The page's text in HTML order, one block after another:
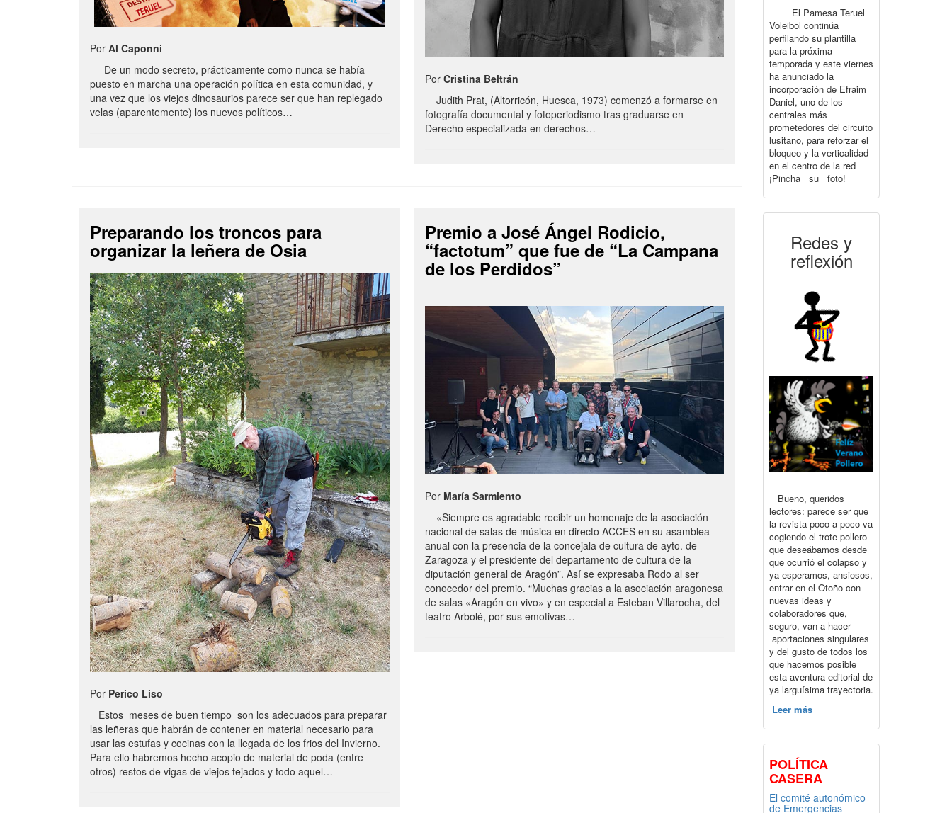
Por Al Caponni
De un modo secreto, prácticamente como nunca se había
puesto en marcha una operación política en esta comunidad, y
una vez que los viejos dinosaurios parece ser que han replegado
velas (aparentemente) los nuevos políticos…
PorCristina Beltrán
Judith Prat, (Altorricón, Huesca, 1973) comenzó a formarse en
fotografía documental y fotoperiodismo tras graduarse en
Derecho especializada en derechos…
Preparando los troncos para
organizar la leñera de Osia
Por Perico Liso
Estos meses de buen tiempo son los adecuados para preparar
las leñeras que habrán de contener en material necesario para
usar las estufas y cocinas con la llegada de los frios del Invierno.
Para ello habremos hecho acopio de material de poda (entre
otros) restos de vigas de viejos tejados y todo aquel…
Premio a José Ángel Rodicio,
“factotum” que fue de “La Campana
de los Perdidos”
Por María Sarmiento
«Siempre es agradable recibir un homenaje de la asociación
nacional de salas de música en directo ACCES en su asamblea
anual con la presencia de la concejala de cultura de ayto. de
Zaragoza y el presidente del departamento de cultura de la
diputación general de Aragón”. Así se expresaba Rodo al ser
conocedor del premio. “Muchas gracias a la asociación aragonesa
de salas «Aragón en vivo» y en especial a Esteban Villarocha, del
teatro Arbolé, por sus emotivas…
El Pamesa Teruel
Voleibol continúa
perfilando su plantilla
para la próxima
temporada y este viernes
ha anunciado la
incorporación de Efraim
Daniel, uno de los
centrales más
prometedores del circuito
lusitano, para reforzar el
bloqueo y la verticalidad
en el centro de la red
¡Pincha su foto!
Redes y
reflexión
Bueno, queridos
lectores: parece ser que
la revista poco a poco va
cogiendo el trote pollero
que deseábamos desde
que ocurrió el colapso y
ya esperamos, ansiosos,
entrar en el Otoño con
nuevas ideas y
colaboradores que,
seguro, van a hacer
aportaciones singulares
y del gusto de todos los
que hacemos posible
esta aventura editorial de
ya larguísima trayectoria.
Leer más
POLÍTICA
CASERA
El comité autonómico
de Emergencias